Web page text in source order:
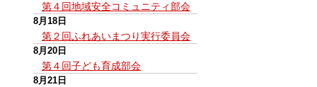
第４回地域安全コミュニティ部会
8月18日
第２回ふれあいまつり実行委員会
8月20日
第４回子ども育成部会
8月21日